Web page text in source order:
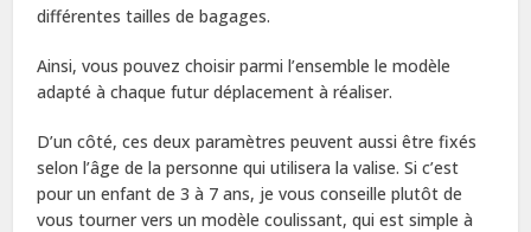
différentes tailles de bagages.
Ainsi, vous pouvez choisir parmi l’ensemble le modèle
adapté à chaque futur déplacement à réaliser.
D’un côté, ces deux paramètres peuvent aussi être fixés
selon l’âge de la personne qui utilisera la valise. Si c’est
pour un enfant de 3 à 7 ans, je vous conseille plutôt de
vous tourner vers un modèle coulissant, qui est simple à